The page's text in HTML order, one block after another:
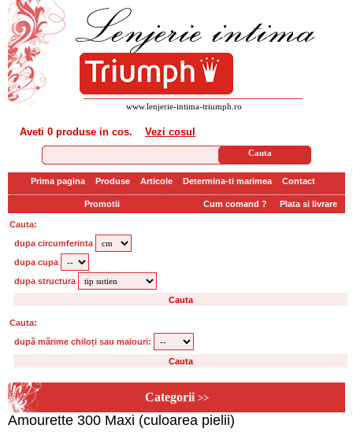
www.lenjerie-intima-triumph.ro
Aveti 0 produse in cos. Vezi cosul
Prima pagina Produse Articole Determina-ti marimea Contact
Promotii Cum comand ? Plata si livrare
Cauta:
dupa circumferinta
dupa cupa
dupa structura
Cauta:
după mărime chiloți sau maiouri:
Categorii >>
Amourette 300 Maxi (culoarea pielii)